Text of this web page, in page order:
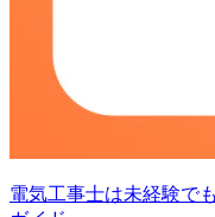
電気工事士は未経験で